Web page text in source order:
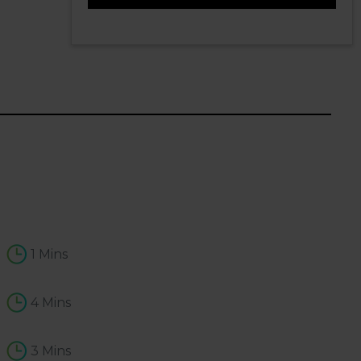
1 Mins
4 Mins
3 Mins